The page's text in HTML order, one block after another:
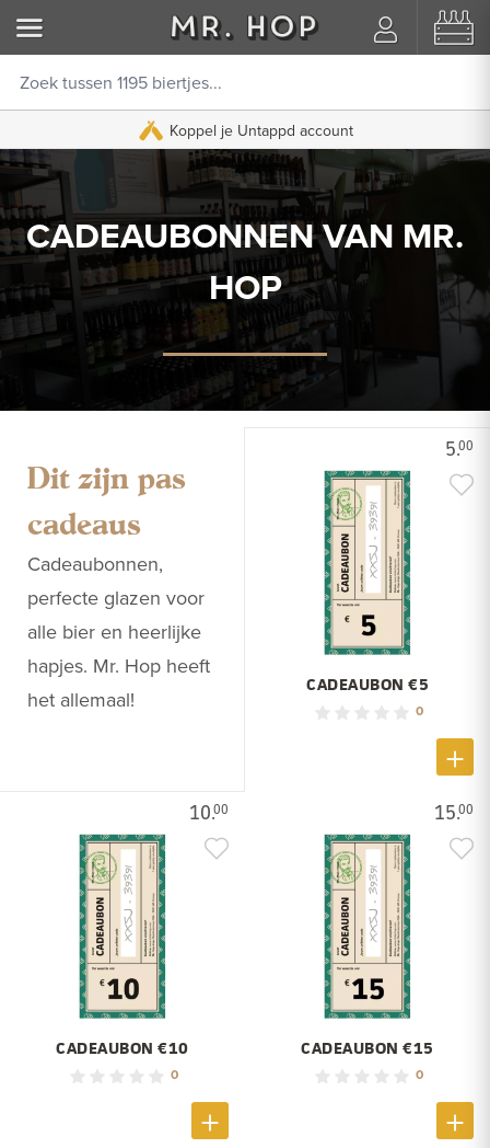
Koppel je Untappd account
CADEAUBONNEN VAN MR.
HOP
Dit zijn pas
cadeaus
Cadeaubonnen,
perfecte glazen voor
alle bier en heerlijke
hapjes. Mr. Hop heeft
het allemaal!
5.00
CADEAUBON €5
0
10.00
CADEAUBON €10
0
15.00
CADEAUBON €15
0